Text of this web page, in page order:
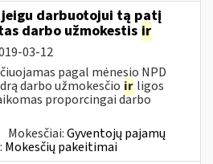
jeigu darbuotojui tą patį
darbo užmokestis ir
03-12
pagal mėnesio NPD
darbo užmokesčio ir ligos
proporcingai darbo
Mokesčiai:Gyventojų pajamų
Mokesčių pakeitimai